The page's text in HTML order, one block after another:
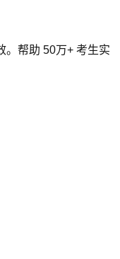
。帮助 50万+ 考生实